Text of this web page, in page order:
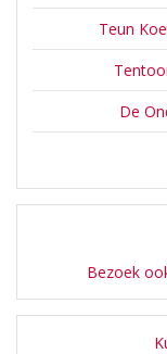
Teun
De
Bezoek